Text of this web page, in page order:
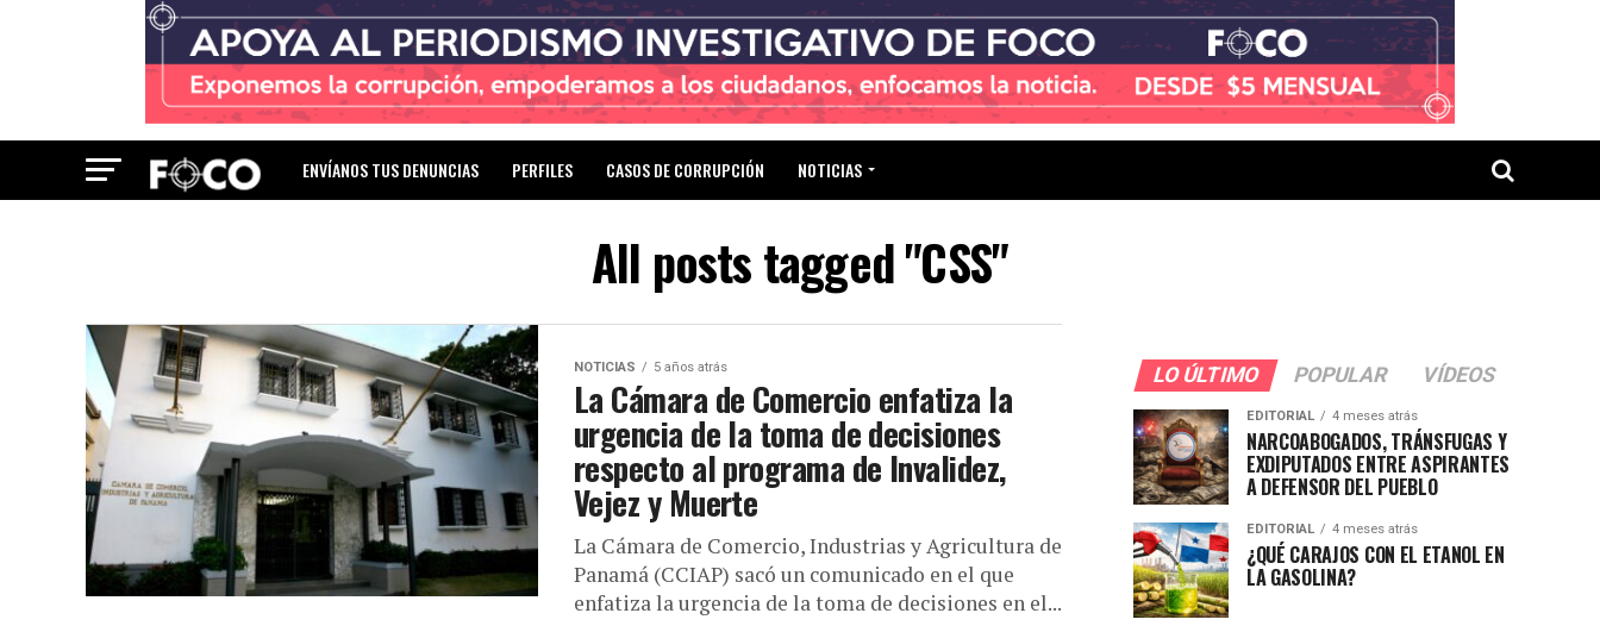
ENVÍANOS TUS DENUNCIAS PERFILES CASOS DE CORRUPCIÓN NOTICIAS
All posts tagged "CSS"
NOTICIAS 5 años atrás
La Cámara de Comercio enfatiza la
urgencia de la toma de decisiones
respecto al programa de Invalidez,
Vejez y Muerte
La Cámara de Comercio, Industrias y Agricultura de
Panamá (CCIAP) sacó un comunicado en el que
enfatiza la urgencia de la toma de decisiones en el...
LO ÚLTIMO POPULAR VÍDEOS
EDITORIAL 4 meses atrás
NARCOABOGADOS, TRÁNSFUGAS Y
EXDIPUTADOS ENTRE ASPIRANTES
A DEFENSOR DEL PUEBLO
EDITORIAL 4 meses atrás
¿QUÉ CARAJOS CON EL ETANOL EN
LA GASOLINA?